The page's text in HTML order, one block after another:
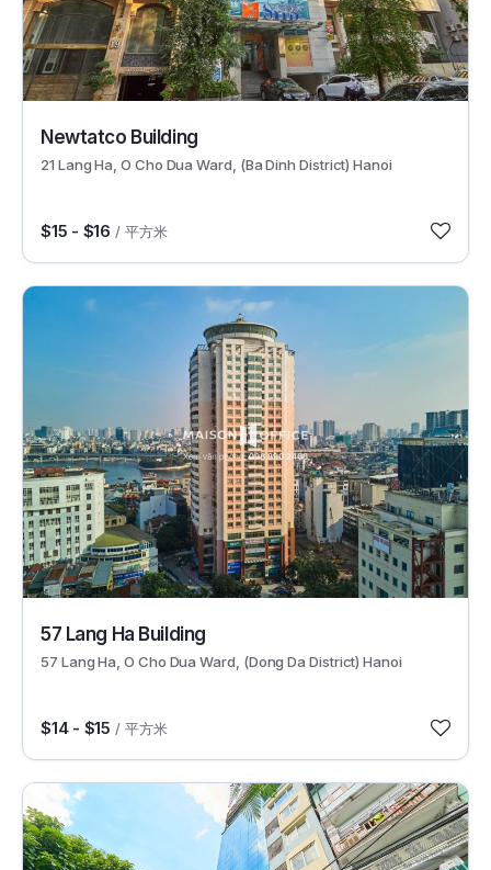
Newtatco Building
21 Lang Ha, O Cho Dua Ward, (Ba Dinh District) Hanoi
$15 - $16 / 平方米
57 Lang Ha Building
57 Lang Ha, O Cho Dua Ward, (Dong Da District) Hanoi
$14 - $15 / 平方米